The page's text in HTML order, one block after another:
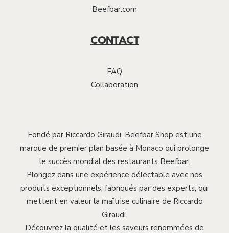
Beefbar.com
CONTACT
FAQ
Collaboration
Fondé par Riccardo Giraudi, Beefbar Shop est une
marque de premier plan basée à Monaco qui prolonge
le succès mondial des restaurants Beefbar.
Plongez dans une expérience délectable avec nos
produits exceptionnels, fabriqués par des experts, qui
mettent en valeur la maîtrise culinaire de Riccardo
Giraudi.
Découvrez la qualité et les saveurs renommées de